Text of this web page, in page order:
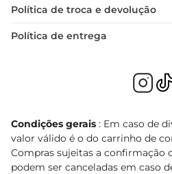
Política de troca e devolução
Política de entrega
Condições gerais : Em caso de
valor válido é o do carrinho de
Compras sujeitas a confirmação
podem ser canceladas em caso